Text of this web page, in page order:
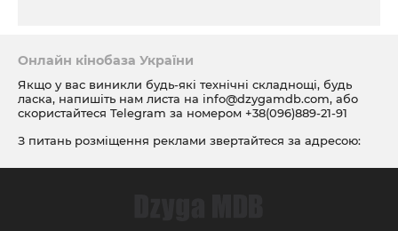
Онлайн кінобаза України
Якщо у вас виникли будь-які технічні складнощі, будь
ласка, напишіть нам листа на info@dzygamdb.com, або
скористайтеся Telegram за номером +38(096)889-21-91
З питань розміщення реклами звертайтеся за адресою:
посиланням